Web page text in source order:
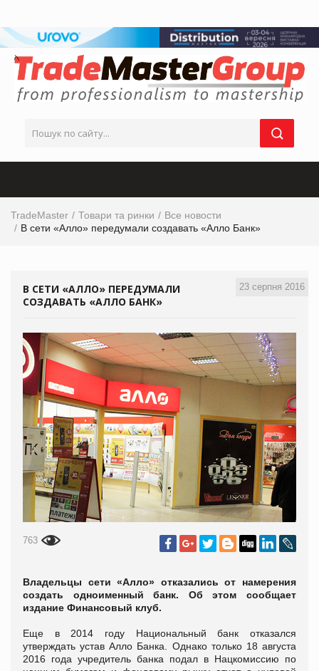
TradeMaster Товари та ринки
Все новости
В сети «Алло» передумали создавать «Алло Банк»
23 серпня 2016
В СЕТИ «АЛЛО» ПЕРЕДУМАЛИ
СОЗДАВАТЬ «АЛЛО БАНК»
763
Владельцы сети «Алло» отказались от намерения
создать одноименный банк. Об этом сообщает
издание Финансовый клуб.
Еще в 2014 году Национальный банк отказался
утверждать устав Алло Банка. Однако только 18 августа
2016 года учредитель банка подал в Нацкомиссию по